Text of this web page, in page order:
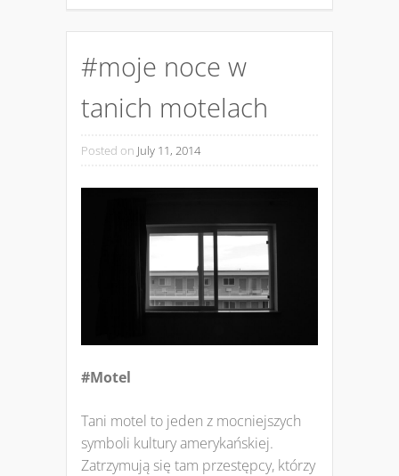
#moje noce w
tanich motelach
Posted on July 11, 2014
#Motel
Tani motel to jeden z mocniejszych
symboli kultury amerykańskiej.
Zatrzymują się tam przestępcy, którzy